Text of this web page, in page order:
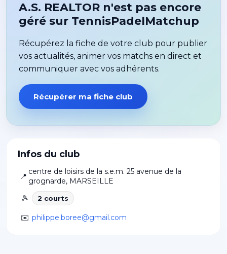
Infos du club
📍
centre de loisirs de la s.e.m. 25 avenue de la
grognarde, MARSEILLE
🎾
2 courts
✉️ philippe.boree@gmail.com
A.S. REALTOR n'est pas encore
géré sur TennisPadelMatchup
Récupérez la fiche de votre club pour publier
vos actualités, animer vos matchs en direct et
communiquer avec vos adhérents.
Récupérer ma fiche club